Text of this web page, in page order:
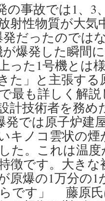
事故では1、3
射性物質が大気
発だったのでは
が爆発した瞬間
った1号機とは
た」と主張する
最も詳しく解
計技術者を務め
発では原子炉建
キノコ雲状の煙
た。これは温
徴です。大き
原爆の1万分の1
です」 藤原氏